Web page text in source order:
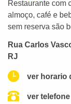
Restaurante com
almoço, café e
sem reserva são
Rua Carlos
RJ
ver horario
ver telefone